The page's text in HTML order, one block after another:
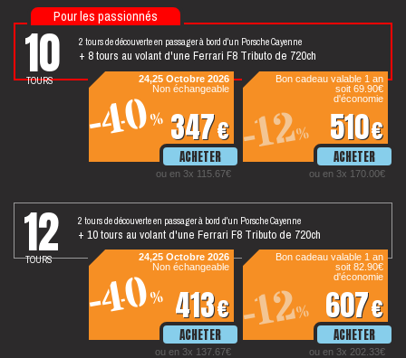
10
tours
2 tours de découverte en passager à bord d'un Porsche Cayenne
+ 8 tours au volant d'une Ferrari F8 Tributo de 720ch
Bon cadeau valable 1 an
510€
ou en 3x 170.00€
-12%
soit 69.90€
d'économie
24,25 Octobre 2026
Non échangeable
347€
ou en 3x 115.67€
-40%
Pour les passionnés
12
tours
2 tours de découverte en passager à bord d'un Porsche Cayenne
+ 10 tours au volant d'une Ferrari F8 Tributo de 720ch
Bon cadeau valable 1 an
607€
ou en 3x 202.33€
-12%
soit 82.90€
d'économie
24,25 Octobre 2026
Non échangeable
413€
ou en 3x 137.67€
-40%